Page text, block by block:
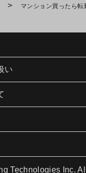
>
マンション買ったら
い
Technologies Inc.